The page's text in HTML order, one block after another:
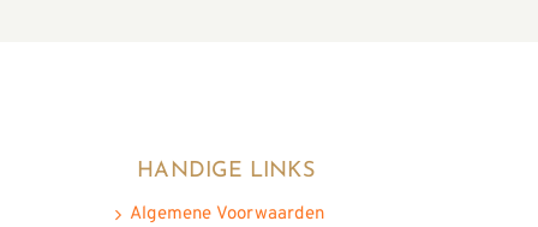
HANDIGE LINKS
Algemene Voorwaarden